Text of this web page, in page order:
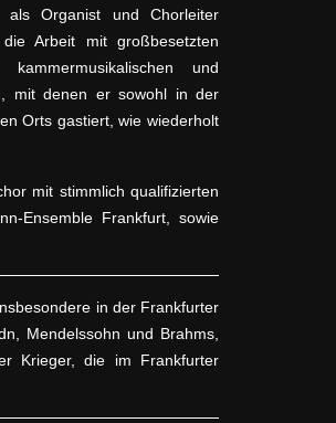
als Organist und Chorleiter
Arbeit mit großbesetzten
und
mit denen er sowohl in der
Orts gastiert, wie wiederholt
mit stimmlich qualifizierten
Ensemble Frankfurt, sowie
in der Frankfurter
Mendelssohn und Brahms,
Krieger, die im Frankfurter